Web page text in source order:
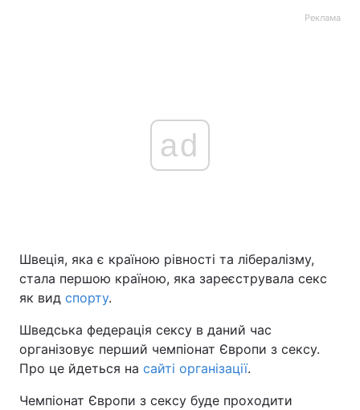
Реклама
ad
Швеція, яка є країною рівності та лібералізму,
стала першою країною, яка зареєструвала секс
як вид спорту.
Шведська федерація сексу в даний час
організовує перший чемпіонат Європи з сексу.
Про це йдеться на сайті організації.
Чемпіонат Європи з сексу буде проходити